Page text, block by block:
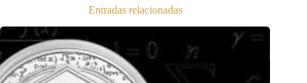
Entradas relacionadas